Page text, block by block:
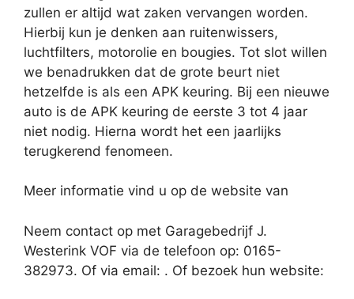
zullen er altijd wat zaken vervangen worden.
Hierbij kun je denken aan ruitenwissers,
luchtfilters, motorolie en bougies. Tot slot willen
we benadrukken dat de grote beurt niet
hetzelfde is als een APK keuring. Bij een nieuwe
auto is de APK keuring de eerste 3 tot 4 jaar
niet nodig. Hierna wordt het een jaarlijks
terugkerend fenomeen.
Meer informatie vind u op de website van
Neem contact op met Garagebedrijf J.
Westerink VOF via de telefoon op: 0165-
382973. Of via email: . Of bezoek hun website: